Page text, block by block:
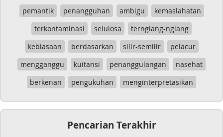
pemantik
penangguhan ambigu
kemaslahatan
terkontaminasi
selulosa
terngiang-ngiang
kebiasaan
berdasarkan silir-semilir
pelacur
mengganggu
kuitansi penanggulangan
nasehat
berkenan
pengukuhan menginterpretasikan
Pencarian Terakhir